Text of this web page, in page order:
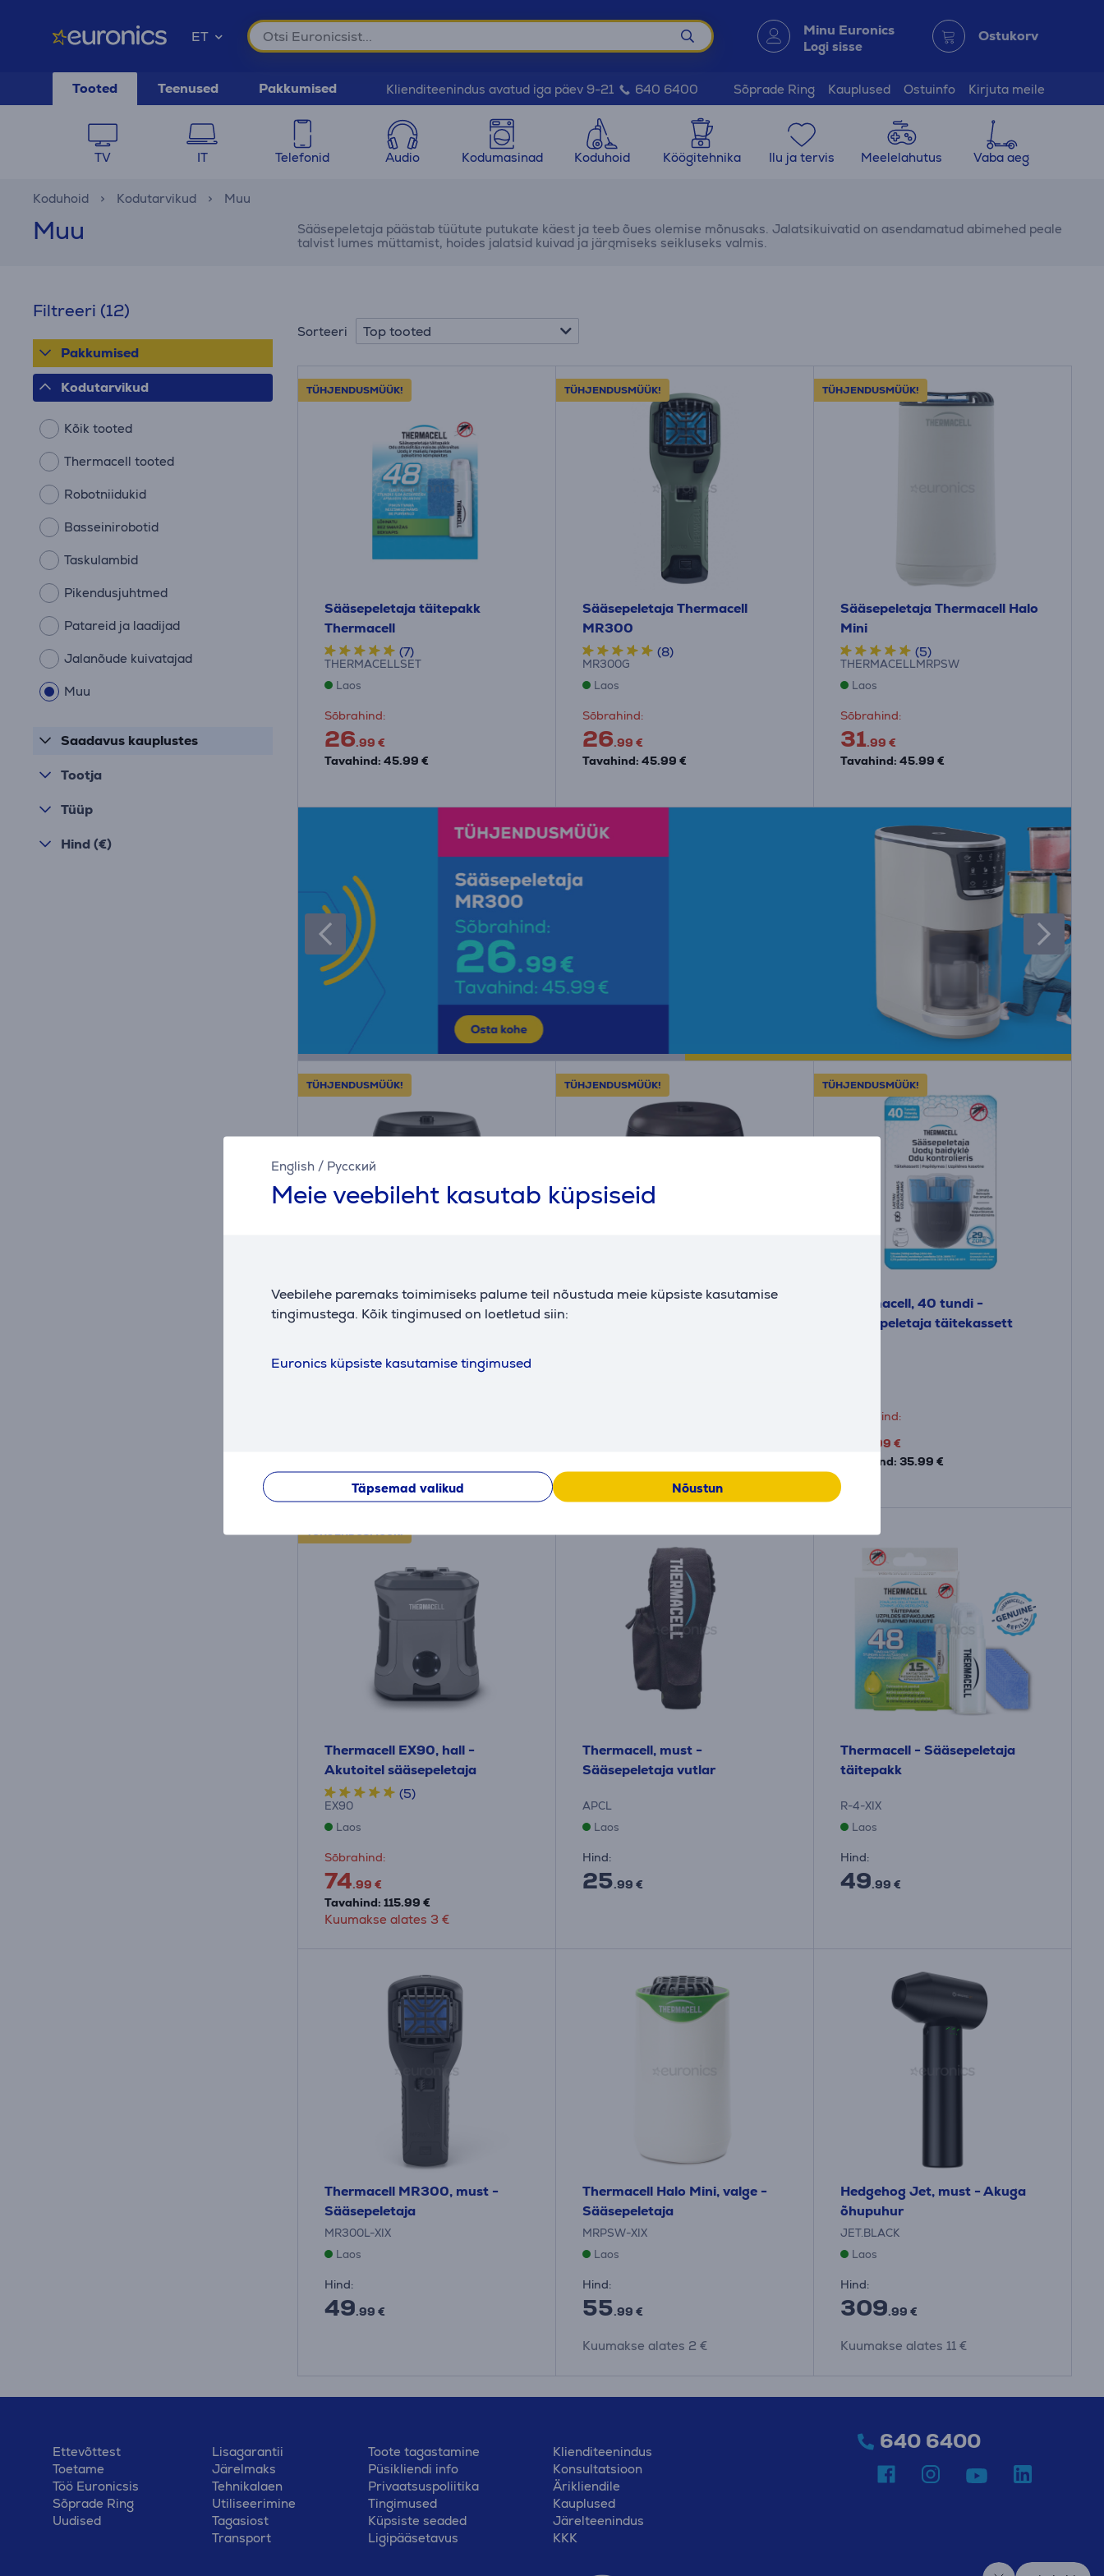
English / Русский
Meie veebileht kasutab küpsiseid
Veebilehe paremaks toimimiseks palume teil nõustuda meie küpsiste kasutamise
tingimustega. Kõik tingimused on loetletud siin:
Euronics küpsiste kasutamise tingimused
Täpsemad valikud Nõustun
ET Minu Euronics
Logi sisse
Ostukorv
Tooted Teenused Pakkumised Klienditeenindus avatud iga päev 9-21 640 6400 Sõprade Ring Kauplused Ostuinfo Kirjuta meile
TV IT Telefonid Audio Kodumasinad Koduhoid Köögitehnika Ilu ja tervis Meelelahutus Vaba aeg
Koduhoid Kodutarvikud Muu
Muu
Sääsepeletaja päästab tüütute putukate käest ja teeb õues olemise mõnusaks. Jalatsikuivatid on asendamatud abimehed peale
talvist lumes müttamist, hoides jalatsid kuivad ja järgmiseks seikluseks valmis.
Filtreeri (12)
Pakkumised
Kodutarvikud
Kõik tooted
Thermacell tooted
Robotniidukid
Basseinirobotid
Taskulambid
Pikendusjuhtmed
Patareid ja laadijad
Jalanõude kuivatajad
Muu
Saadavus kauplustes
Tootja
Tüüp
Hind (€)
Sorteeri Top tooted
TÜHJENDUSMÜÜK!
Sääsepeletaja täitepakk
Thermacell
(7)
THERMACELLSET
Laos
Sõbrahind:
26.99 €
Tavahind: 45.99 €
TÜHJENDUSMÜÜK!
Sääsepeletaja Thermacell
MR300
(8)
MR300G
Laos
Sõbrahind:
26.99 €
Tavahind: 45.99 €
TÜHJENDUSMÜÜK!
Sääsepeletaja Thermacell Halo
Mini
(5)
THERMACELLMRPSW
Laos
Sõbrahind:
31.99 €
Tavahind: 45.99 €
TÜHJENDUSMÜÜK!
Thermacell EL55, must/valge -
Akutoitel sääsepeletaja
EL55XI
Kuumakse alates 3 €
TÜHJENDUSMÜÜK!
Thermacell E55, must - Akuga
TÜHJENDUSMÜÜK!
Thermacell, 40 tundi -
Sääsepeletaja täitekassett
Sõbrahind:
.99 €
Tavahind: 35.99 €
TÜHJENDUSMÜÜK!
Thermacell EX90, hall -
Akutoitel sääsepeletaja
(5)
EX90
Laos
Sõbrahind:
74.99 €
Tavahind: 115.99 €
Kuumakse alates 3 €
Thermacell, must -
Sääsepeletaja vutlar
APCL
Laos
Hind:
25.99 €
Thermacell - Sääsepeletaja
täitepakk
R-4-XIX
Laos
Hind:
49.99 €
Thermacell MR300, must -
Sääsepeletaja
MR300L-XIX
Laos
Hind:
49.99 €
Thermacell Halo Mini, valge -
Sääsepeletaja
MRPSW-XIX
Laos
Hind:
55.99 €
Kuumakse alates 2 €
Hedgehog Jet, must - Akuga
õhupuhur
JET.BLACK
Laos
Hind:
309.99 €
Kuumakse alates 11 €
Ettevõttest
Toetame
Töö Euronicsis
Sõprade Ring
Uudised
Lisagarantii
Järelmaks
Tehnikalaen
Utiliseerimine
Tagasiost
Transport
Toote tagastamine
Püsikliendi info
Privaatsuspoliitika
Tingimused
Küpsiste seaded
Ligipääsetavus
Klienditeenindus
Konsultatsioon
Ärikliendile
Kauplused
Järelteenindus
KKK
640 6400